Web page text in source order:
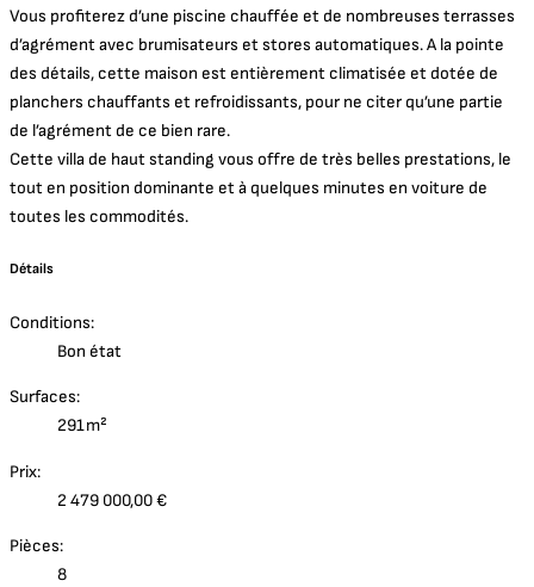
Vous profiterez d’une piscine chauffée et de nombreuses terrasses
d’agrément avec brumisateurs et stores automatiques. A la pointe
des détails, cette maison est entièrement climatisée et dotée de
planchers chauffants et refroidissants, pour ne citer qu’une partie
de l’agrément de ce bien rare.
Cette villa de haut standing vous offre de très belles prestations, le
tout en position dominante et à quelques minutes en voiture de
toutes les commodités.
Détails
Conditions:
Bon état
Surfaces:
291m²
Prix:
2 479 000,00 €
Pièces:
8